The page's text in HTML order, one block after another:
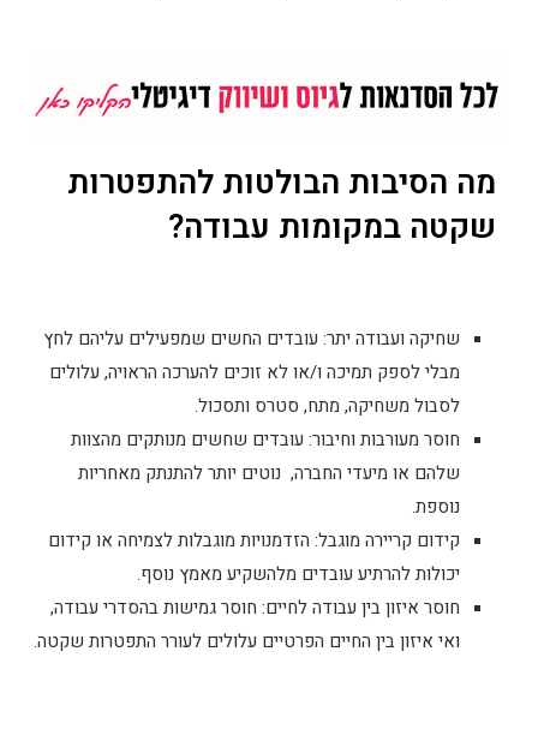
מה הסיבות הבולטות להתפטרות
שקטה במקומות עבודה?
שחיקה ועבודה יתר: עובדים החשים שמפעילים עליהם לחץ
מבלי לספק תמיכה ו/או לא זוכים להערכה הראויה, עלולים
לסבול משחיקה, מתח, סטרס ותסכול.
חוסר מעורבות וחיבור: עובדים שחשים מנותקים מהצוות
שלהם או מיעדי החברה, נוטים יותר להתנתק מאחריות
נוספת.
קידום קריירה מוגבל: הזדמנויות מוגבלות לצמיחה או קידום
יכולות להרתיע עובדים מלהשקיע מאמץ נוסף.
חוסר איזון בין עבודה לחיים: חוסר גמישות בהסדרי עבודה,
ואי איזון בין החיים הפרטיים עלולים לעורר התפטרות שקטה.